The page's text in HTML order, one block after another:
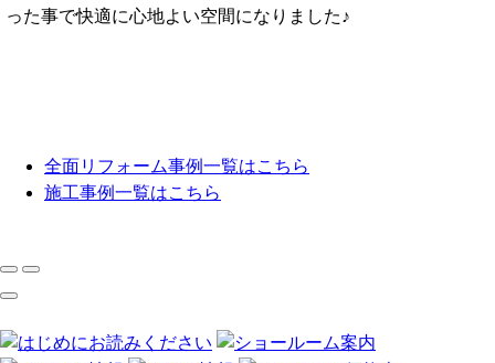
った事で快適に心地よい空間になりました♪
全面リフォーム事例一覧はこちら
施工事例一覧はこちら